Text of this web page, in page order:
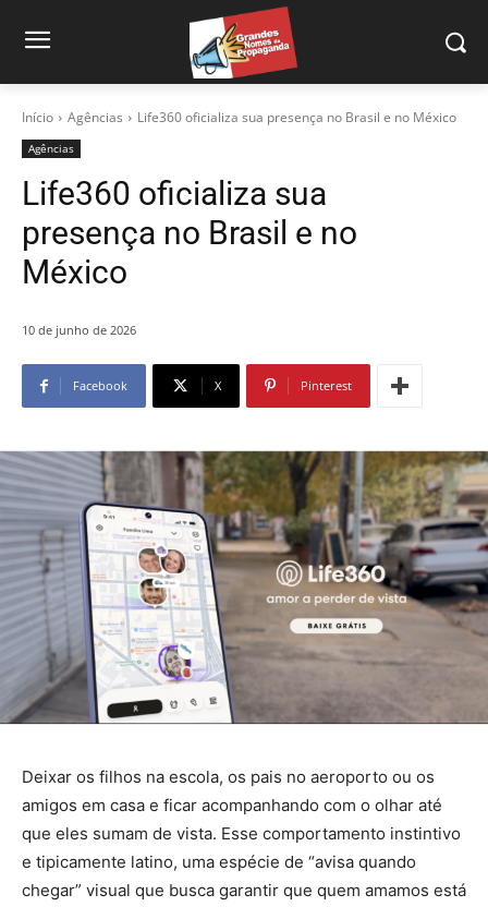
Início Agências Life360 oficializa sua presença no Brasil e no México
Agências
Life360 oficializa sua
presença no Brasil e no
México
10 de junho de 2026
Facebook X Pinterest
Deixar os filhos na escola, os pais no aeroporto ou os
amigos em casa e ficar acompanhando com o olhar até
que eles sumam de vista. Esse comportamento instintivo
e tipicamente latino, uma espécie de “avisa quando
chegar” visual que busca garantir que quem amamos está